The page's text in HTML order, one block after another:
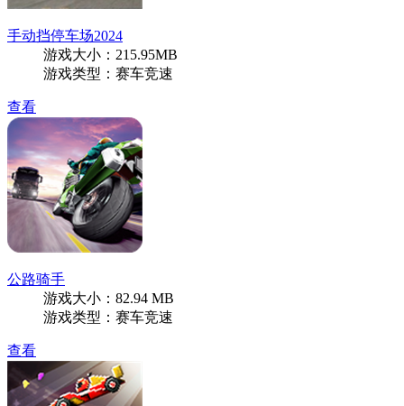
手动挡停车场2024
游戏大小：215.95MB
游戏类型：赛车竞速
查看
公路骑手
游戏大小：82.94 MB
游戏类型：赛车竞速
查看